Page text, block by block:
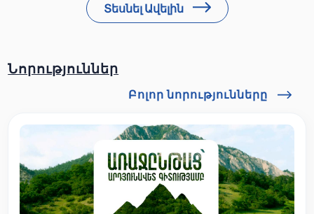
Տեսնել Ավելին
Նորություններ
Բոլոր նորությունները